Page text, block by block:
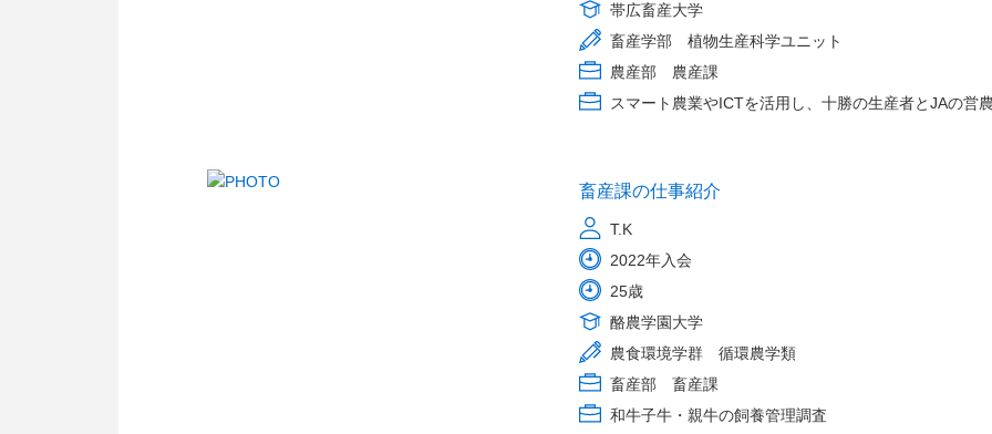
帯広畜産大学
畜産学部 植物生産科学ユニット
農産部 農産課
スマート農業やICTを活用し、十勝の生産者とJAの営
畜産課の仕事紹介
T.K
2022年入会
25歳
酪農学園大学
農食環境学群 循環農学類
畜産部 畜産課
和牛子牛・親牛の飼養管理調査